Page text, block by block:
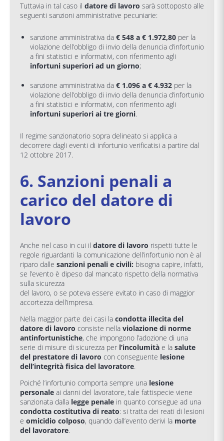
Tuttavia in tal caso il datore di lavoro sarà sottoposto alle
seguenti sanzioni amministrative pecuniarie:
sanzione amministrativa da € 548 a € 1.972,80 per la
violazione dell’obbligo di invio della denuncia d’infortunio
a fini statistici e informativi, con riferimento agli
infortuni superiori ad un giorno;
sanzione amministrativa da € 1.096 a € 4.932 per la
violazione dell’obbligo di invio della denuncia d’infortunio
a fini statistici e informativi, con riferimento agli
infortuni superiori ai tre giorni.
Il regime sanzionatorio sopra delineato si applica a
decorrere dagli eventi di infortunio verificatisi a partire dal
12 ottobre 2017.
6. Sanzioni penali a
carico del datore di
lavoro
Anche nel caso in cui il datore di lavoro rispetti tutte le
regole riguardanti la comunicazione dell’infortunio non è al
riparo dalle sanzioni penali e civili: bisogna capire, infatti,
se l’evento è dipeso dal mancato rispetto della normativa
sulla sicurezza
del lavoro, o se poteva essere evitato in caso di maggior
accortezza dell’impresa.
Nella maggior parte dei casi la condotta illecita del
datore di lavoro consiste nella violazione di norme
antinfortunistiche, che impongono l’adozione di una
serie di misure di sicurezza per l’incolumità e la salute
del prestatore di lavoro con conseguente lesione
dell’integrità fisica del lavoratore.
Poiché l’infortunio comporta sempre una lesione
personale ai danni del lavoratore, tale fattispecie viene
sanzionata dalla legge penale in quanto consegue ad una
condotta costitutiva di reato: si tratta dei reati di lesioni
e omicidio colposo, quando dall’evento derivi la morte
del lavoratore.